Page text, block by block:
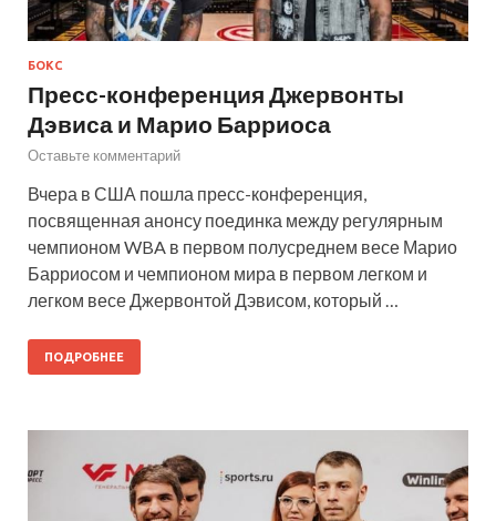
БОКС
Пресс-конференция Джервонты
Дэвиса и Марио Барриоса
Оставьте комментарий
Вчера в США пошла пресс-конференция,
посвященная анонсу поединка между регулярным
чемпионом WBA в первом полусреднем весе Марио
Барриосом и чемпионом мира в первом легком и
легком весе Джервонтой Дэвисом, который …
ПОДРОБНЕЕ